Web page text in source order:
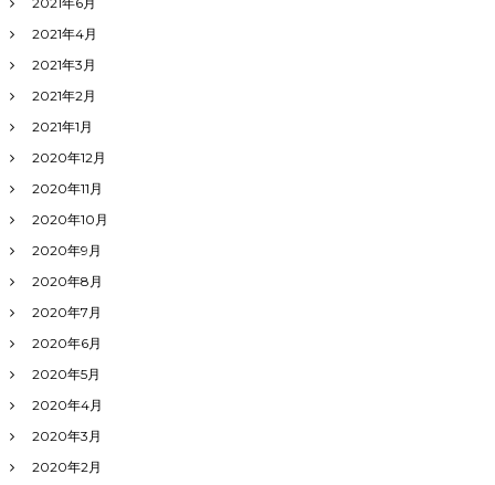
2021年4月
2021年3月
2021年2月
2021年1月
2020年12月
2020年11月
2020年10月
2020年9月
2020年8月
2020年7月
2020年6月
2020年5月
2020年4月
2020年3月
2020年2月